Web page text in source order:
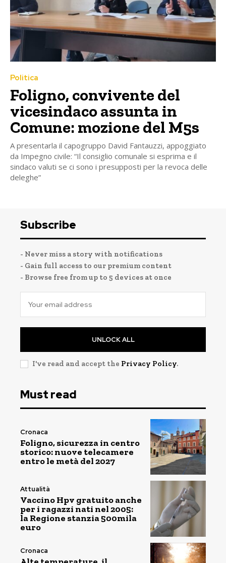
Politica
Foligno, convivente del
vicesindaco assunta in
Comune: mozione del M5s
A presentarla il capogruppo David Fantauzzi, appoggiato
da Impegno civile: “Il consiglio comunale si esprima e il
sindaco valuti se ci sono i presupposti per la revoca delle
deleghe”
Subscribe
- Never miss a story with notifications
- Gain full access to our premium content
- Browse free from up to 5 devices at once
UNLOCK ALL
I've read and accept the Privacy Policy.
Must read
Cronaca
Foligno, sicurezza in centro
storico: nuove telecamere
entro le metà del 2027
Attualità
Vaccino Hpv gratuito anche
per i ragazzi nati nel 2005:
la Regione stanzia 500mila
euro
Cronaca